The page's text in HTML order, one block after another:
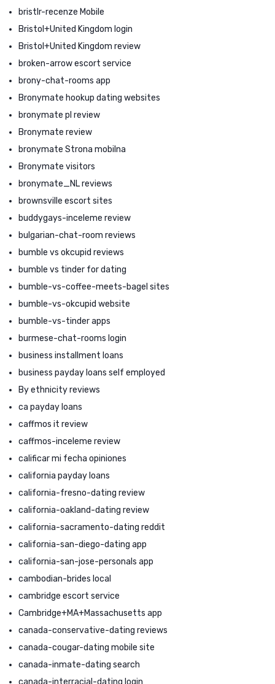
bristlr-recenze Mobile
Bristol+United Kingdom login
Bristol+United Kingdom review
broken-arrow escort service
brony-chat-rooms app
Bronymate hookup dating websites
bronymate pl review
Bronymate review
bronymate Strona mobilna
Bronymate visitors
bronymate_NL reviews
brownsville escort sites
buddygays-inceleme review
bulgarian-chat-room reviews
bumble vs okcupid reviews
bumble vs tinder for dating
bumble-vs-coffee-meets-bagel sites
bumble-vs-okcupid website
bumble-vs-tinder apps
burmese-chat-rooms login
business installment loans
business payday loans self employed
By ethnicity reviews
ca payday loans
caffmos it review
caffmos-inceleme review
calificar mi fecha opiniones
california payday loans
california-fresno-dating review
california-oakland-dating review
california-sacramento-dating reddit
california-san-diego-dating app
california-san-jose-personals app
cambodian-brides local
cambridge escort service
Cambridge+MA+Massachusetts app
canada-conservative-dating reviews
canada-cougar-dating mobile site
canada-inmate-dating search
canada-interracial-dating login